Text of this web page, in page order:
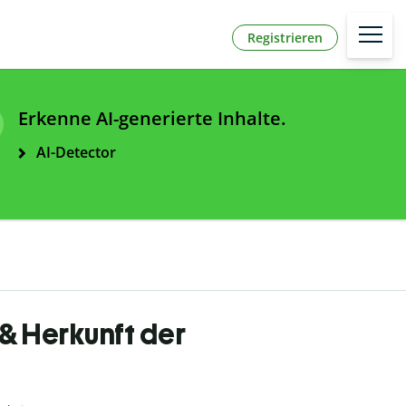
Registrieren
Erkenne AI-generierte Inhalte.
AI-Detector
Herkunft der